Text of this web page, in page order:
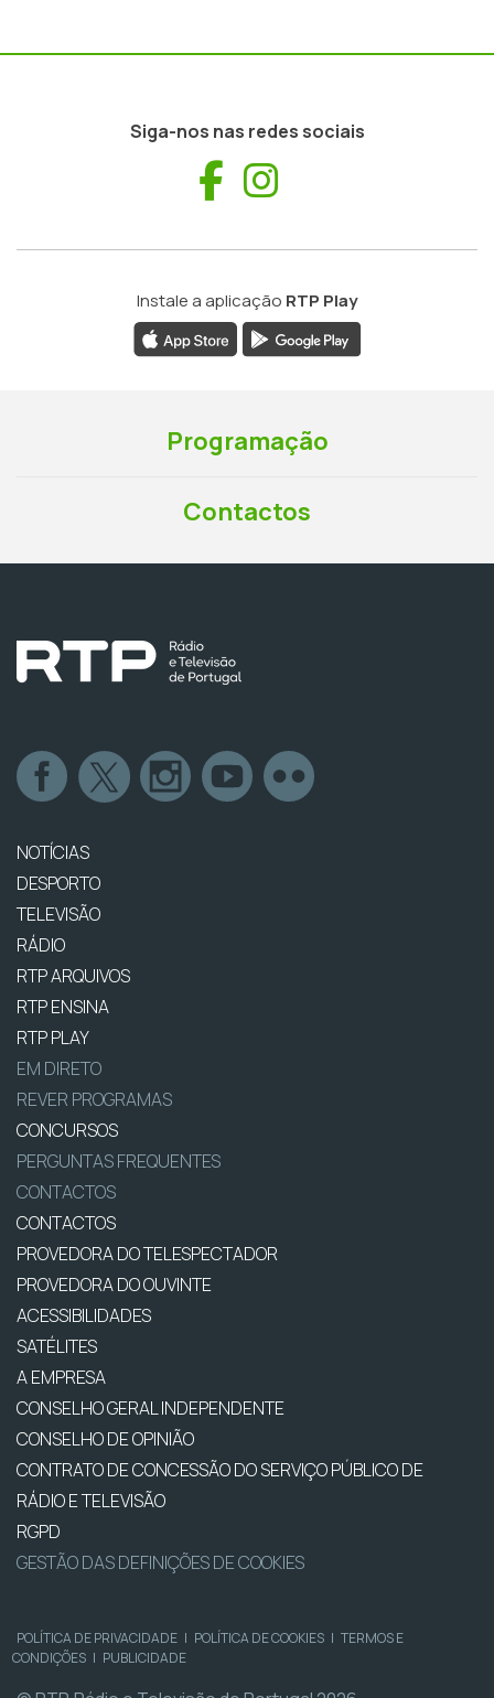
Siga-nos nas redes sociais
Facebook
Instale a aplicação RTP Play
Programação
Contactos
NOTÍCIAS
DESPORTO
TELEVISÃO
RÁDIO
RTP ARQUIVOS
RTP ENSINA
RTP PLAY
EM DIRETO
REVER PROGRAMAS
CONCURSOS
PERGUNTAS FREQUENTES
CONTACTOS
CONTACTOS
PROVEDORA DO TELESPECTADOR
PROVEDORA DO OUVINTE
ACESSIBILIDADES
SATÉLITES
A EMPRESA
CONSELHO GERAL INDEPENDENTE
CONSELHO DE OPINIÃO
CONTRATO DE CONCESSÃO DO SERVIÇO PÚBLICO DE
RÁDIO E TELEVISÃO
RGPD
GESTÃO DAS DEFINIÇÕES DE COOKIES
POLÍTICA DE PRIVACIDADE | POLÍTICA DE COOKIES | TERMOS E
CONDIÇÕES | PUBLICIDADE